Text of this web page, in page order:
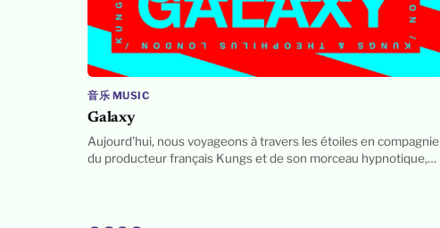
音乐 MUSIC
Galaxy
Aujourd'hui, nous voyageons à travers les étoiles en compagnie
du producteur français Kungs et de son morceau hypnotique,…